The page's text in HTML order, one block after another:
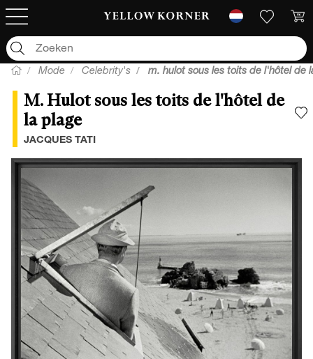
Mode Celebrity's m. hulot sous les toits de l'hôtel de
M. Hulot sous les toits de l'hôtel de
la plage
JACQUES TATI